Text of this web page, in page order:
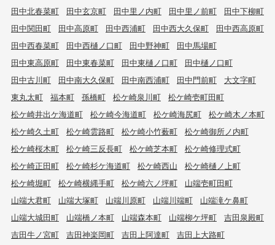
田中北春菜町
田中玄京町 田中里ノ内町 田中里ノ前町
田中下柳町
田中関田町
田中高原町 田中西浦町 田中西大久保町
田中西高原町
田中西春菜町
田中西樋ノ口町 田中野神町
田中馬場町
田中東高原町
田中東春菜町 田中東樋ノ口町
田中樋ノ口町
田中古川町
田中南大久保町 田中南西浦町 田中門前町
大文字町
東丸太町
福本町 孫橋町 松ケ崎泉川町
松ケ崎壱町田町
松ケ崎井出ケ海道町
松ケ崎今海道町 松ケ崎海尻町
松ケ崎木ノ本町
松ケ崎久土町
松ケ崎雲路町 松ケ崎小竹薮町
松ケ崎御所ノ内町
松ケ崎桜木町
松ケ崎三反長町 松ケ崎芝本町
松ケ崎修理式町
松ケ崎正田町
松ケ崎杉ケ海道町 松ケ崎西山
松ケ崎樋ノ上町
松ケ崎堀町
松ケ崎横縄手町 松ケ崎六ノ坪町
山端壱町田町
山端大君町
山端大塚町 山端川原町 山端川端町
山端滝ケ鼻町
山端大城田町
山端橋ノ本町 山端森本町 山端柳ケ坪町
吉田泉殿町
吉田牛ノ宮町
吉田神楽岡町 吉田上阿達町
吉田上大路町